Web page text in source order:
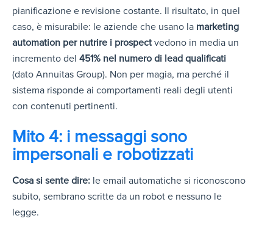
pianificazione e revisione costante. Il risultato, in quel
caso, è misurabile: le aziende che usano la marketing
automation per nutrire i prospect vedono in media un
incremento del 451% nel numero di lead qualificati
(dato Annuitas Group). Non per magia, ma perché il
sistema risponde ai comportamenti reali degli utenti
con contenuti pertinenti.
Mito 4: i messaggi sono
impersonali e robotizzati
Cosa si sente dire: le email automatiche si riconoscono
subito, sembrano scritte da un robot e nessuno le
legge.